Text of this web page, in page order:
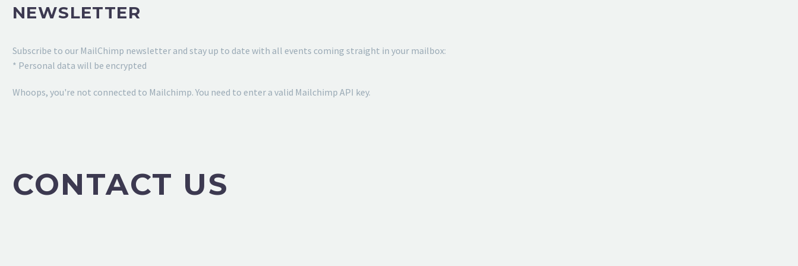
NEWSLETTER
Subscribe to our MailChimp newsletter and stay up to date with all events coming straight in your mailbox:
* Personal data will be encrypted
Whoops, you're not connected to Mailchimp. You need to enter a valid Mailchimp API key.
CONTACT US